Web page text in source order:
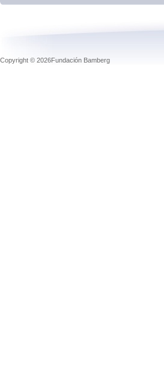
Copyright © 2026Fundación Bamberg